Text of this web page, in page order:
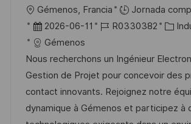
c
a
n
U
b
c
a
c
i
Gémenos, Francia
Jornada
F
e
c
h
a
d
2026-06-11
I
d
e
e
m
R0330382
C
t
e
g
o
Gémenos
Nous recherchons un Ingénieur
Gestion de Projet pour concevoir des
contact innovants. Rejoignez notre
dynamique à Gémenos et participez à